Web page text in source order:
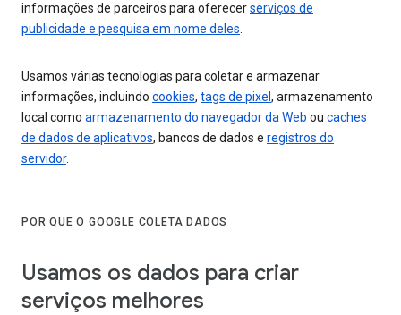
informações de parceiros para oferecerserviços de
publicidade e pesquisa em nome deles.
Usamos várias tecnologias para coletar e armazenar
informações, incluindo cookies, tags de pixel , armazenamento
local como armazenamento do navegador da Web ou caches
de dados de aplicativos, bancos de dados e registros do
servidor.
POR QUE O GOOGLE COLETA DADOS
Usamos os dados para criar
serviços melhores